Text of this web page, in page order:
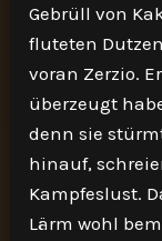
Gebrüll von
fluteten
voran Zerzio.
überzeugt
denn sie
hinauf,
Kampfeslust.
Lärm wohl